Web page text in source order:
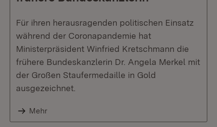
Für ihren herausragenden politischen Einsatz
während der Coronapandemie hat
Ministerpräsident Winfried Kretschmann die
frühere Bundeskanzlerin Dr. Angela Merkel mit
der Großen Staufermedaille in Gold
ausgezeichnet.
Mehr